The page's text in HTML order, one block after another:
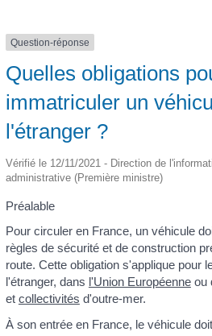
Question-réponse
Quelles obligations
immatriculer un
l'étranger ?
Vérifié le 12/11/2021 - Direction de
administrative (Première ministre)
Préalable
Pour circuler en France, un véhicule
règles de sécurité et de construction
route. Cette obligation s'applique pour
l'étranger, dans l'Union Européenneou
et collectivités d'outre-mer.
À son entrée en France, le véhicule